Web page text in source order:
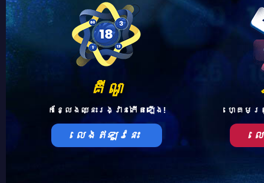
គីណូ
កន្លែងឈ្នះរង្វាន់កើតឡើង!
លេងឥឡូវនេះ
ហ្គេម
ល